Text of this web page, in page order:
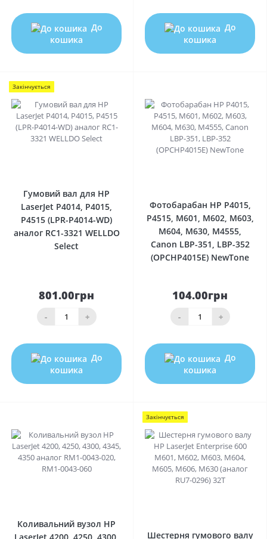
До
кошика
До
кошика
Закінчується
Гумовий вал для HP
LaserJet P4014, P4015,
P4515 (LPR-P4014-WD)
аналог RC1-3321 WELLDO
Select
801.00грн
- +
До
кошика
Фотобарабан HP P4015,
P4515, M601, M602, M603,
M604, M630, M4555,
Canon LBP-351, LBP-352
(OPCHP4015E) NewTone
104.00грн
- +
До
кошика
Коливальний вузол HP
Закінчується
Шестерня гумового валу